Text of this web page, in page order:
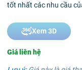
tốt nhất các nhu cầu
Xem 3D
Giá liên hệ